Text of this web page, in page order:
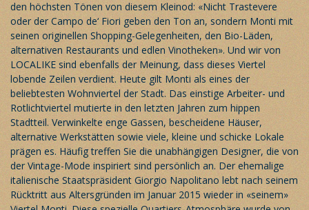
den höchsten Tönen von diesem Kleinod: «Nicht Trastevere
oder der Campo de‘ Fiori geben den Ton an, sondern Monti mit
seinen originellen Shopping-Gelegenheiten, den Bio-Läden,
alternativen Restaurants und edlen Vinotheken». Und wir von
LOCALIKE sind ebenfalls der Meinung, dass dieses Viertel
lobende Zeilen verdient. Heute gilt Monti als eines der
beliebtesten Wohnviertel der Stadt. Das einstige Arbeiter- und
Rotlichtviertel mutierte in den letzten Jahren zum hippen
Stadtteil. Verwinkelte enge Gassen, bescheidene Häuser,
alternative Werkstätten sowie viele, kleine und schicke Lokale
prägen es. Häufig treffen Sie die unabhängigen Designer, die von
der Vintage-Mode inspiriert sind persönlich an. Der ehemalige
italienische Staatspräsident Giorgio Napolitano lebt nach seinem
Rücktritt aus Altersgründen im Januar 2015 wieder in «seinem»